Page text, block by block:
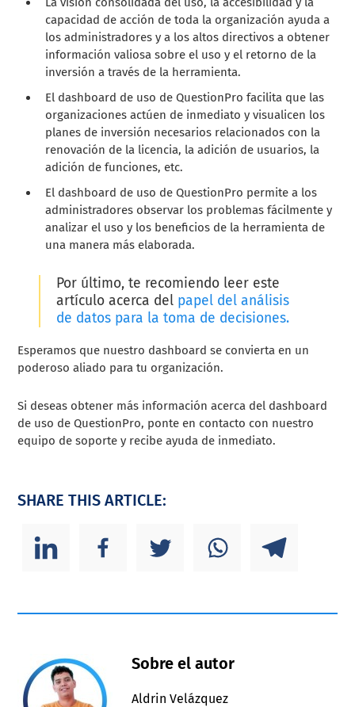
capacidad de acción de toda la organización ayuda a
los administradores y a los altos directivos a obtener
información valiosa sobre el uso y el retorno de la
inversión a través de la herramienta.
El dashboard de uso de QuestionPro facilita que las
organizaciones actúen de inmediato y visualicen los
planes de inversión necesarios relacionados con la
renovación de la licencia, la adición de usuarios, la
adición de funciones, etc.
El dashboard de uso de QuestionPro permite a los
administradores observar los problemas fácilmente y
analizar el uso y los beneficios de la herramienta de
una manera más elaborada.
Por último, te recomiendo leer este
artículo acerca del papel del análisis
de datos para la toma de decisiones.
Esperamos que nuestro dashboard se convierta en un
poderoso aliado para tu organización.
Si deseas obtener más información acerca del dashboard
de uso de QuestionPro, ponte en contacto con nuestro
equipo de soporte y recibe ayuda de inmediato.
SHARE THIS ARTICLE:
Sobre el autor
Aldrin Velázquez